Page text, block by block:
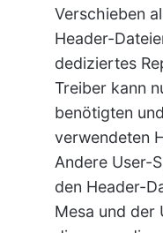
Verschieben
Header-
dediziertes
Treiber kann
benötigten
verwendeten
Andere User-
den Header-
Mesa und der